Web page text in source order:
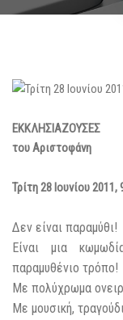
ΕΚΚΛΗΣΙΑΖΟΥΣΕΣ
του Αριστοφάνη
Τρίτη 28 Ιουνίου 2011,
Δεν είναι παραμύθι!
Είναι μια
παραμυθένιο τρόπο!
Με πολύχρωμα
Με μουσική,